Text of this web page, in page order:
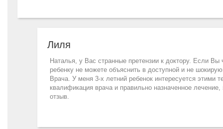
Лиля
Наталья, у Вас странные претензии к доктору. Если
ребенку не можете объяснить в доступной и не
Врача. У меня 3-х летний ребенок интересуется
квалификация врача и правильно назначенное
отзыв.